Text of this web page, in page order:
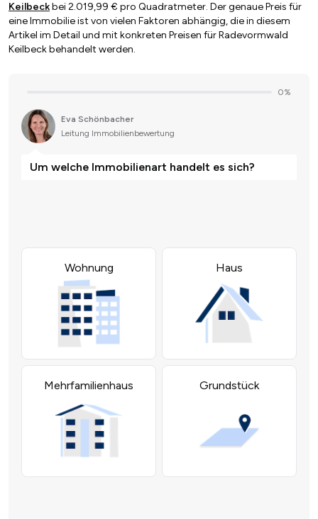
Keilbeckbei 2.019,99 € pro Quadratmeter. Der genaue Preis für
eine Immobilie ist von vielen Faktoren abhängig, die in diesem
Artikel im Detail und mit konkreten Preisen für Radevormwald
Keilbeck behandelt werden.